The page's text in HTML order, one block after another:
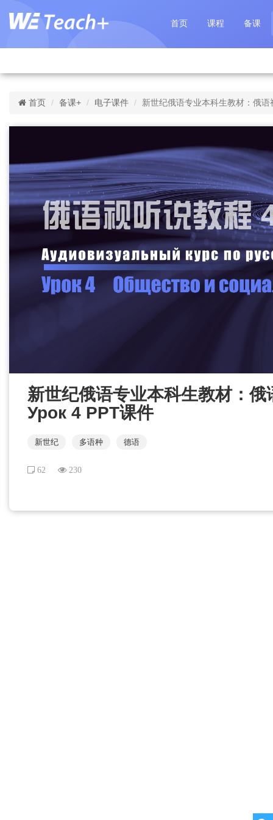
首页 课程 备课
首页 备课+ 电子课件 新世纪俄语专业本科生教材：俄
新世纪俄语专业本科生教材：
Урок 4 PPT课件
新世纪 多语种 德语
62 230